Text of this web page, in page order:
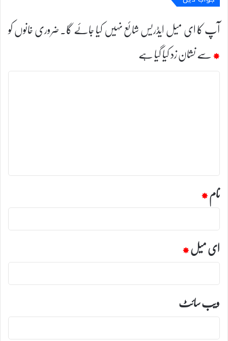
آپ کا ای میل ایڈریس شائع نہیں کیا جائے گا۔ضروری خانوں کو
*سے نشان زد کیا گیا ہے
ت
نام*
ای میل*
ویب‌ سائٹ